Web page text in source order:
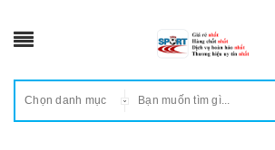
Chọn danh mục